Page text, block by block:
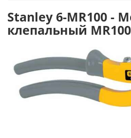
Stanley 6-MR100 -
клепальный MR100